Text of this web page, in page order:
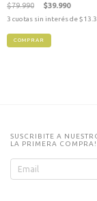
$79.990 $39.990
3 cuotas sin interés de
COMPRAR
SUSCRIBITE A
LA PRIMERA